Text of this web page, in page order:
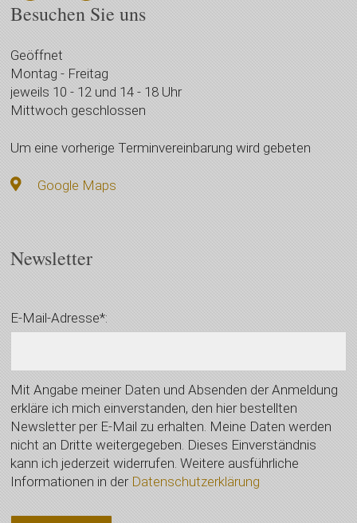
Besuchen Sie uns
Geöffnet
Montag - Freitag
jeweils 10 - 12 und 14 - 18 Uhr
Mittwoch geschlossen
Um eine vorherige Terminvereinbarung wird gebeten
Google Maps
Newsletter
E-Mail-Adresse*:
Mit Angabe meiner Daten und Absenden der Anmeldung
erkläre ich mich einverstanden, den hier bestellten
Newsletter per E-Mail zu erhalten. Meine Daten werden
nicht an Dritte weitergegeben. Dieses Einverständnis
kann ich jederzeit widerrufen. Weitere ausführliche
Informationen in der Datenschutzerklärung